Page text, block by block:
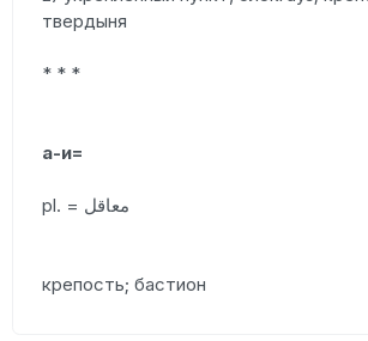
твердыня
* * *
а-и=
pl. = معاقل
крепость; бастион